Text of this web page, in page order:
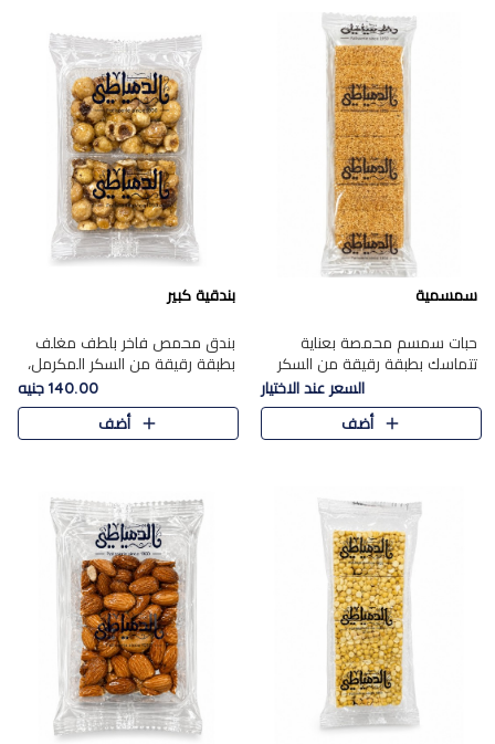
سمسمية
حبات سمسم محمصة بعناية
تتماسك بطبقة رقيقة من السكر
المكرمل، لتقدم طعم السمسم
المميز وقرمشتة التي ارتبطت ببهجة
المولد عبر الأجيال.
السعر عند الاختيار
أضف
بندقية كبير
بندق محمص فاخر بلطف مغلف
بطبقة رقيقة من السكر المكرمل،
يجمع بين النكهة الغنية ناتي
والقرمشة الراقية المرضية في
حلوى شرقية أنيقه بطابع مميز.
140.00 جنيه
أضف